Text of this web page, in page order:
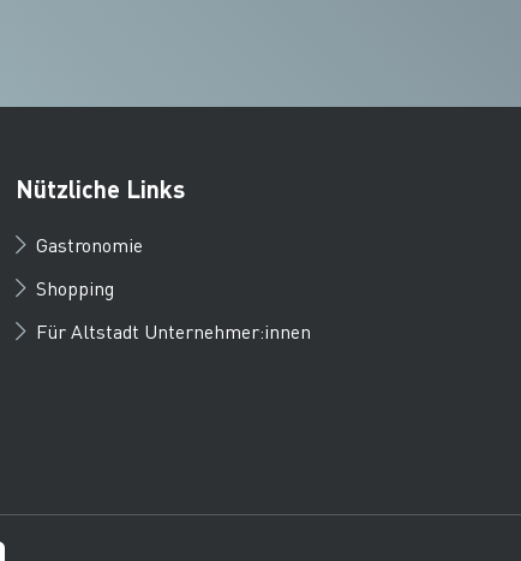
Nützliche Links
Gastronomie
Shopping
Für Altstadt Unternehmer:innen